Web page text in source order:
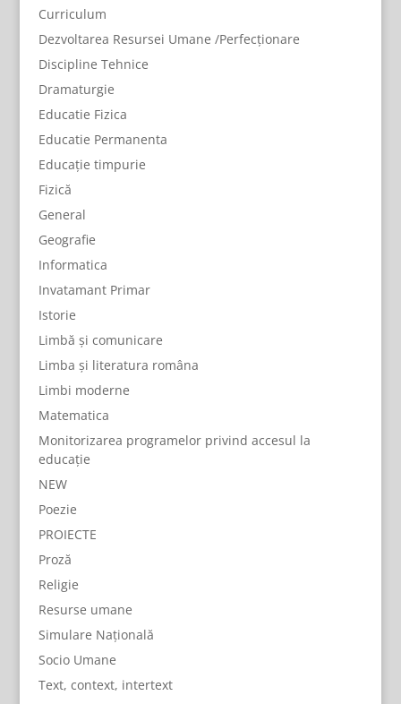
Curriculum
Dezvoltarea Resursei Umane /Perfecționare
Discipline Tehnice
Dramaturgie
Educatie Fizica
Educatie Permanenta
Educație timpurie
Fizică
General
Geografie
Informatica
Invatamant Primar
Istorie
Limbă și comunicare
Limba și literatura româna
Limbi moderne
Matematica
Monitorizarea programelor privind accesul la
educație
NEW
Poezie
PROIECTE
Proză
Religie
Resurse umane
Simulare Națională
Socio Umane
Text, context, intertext